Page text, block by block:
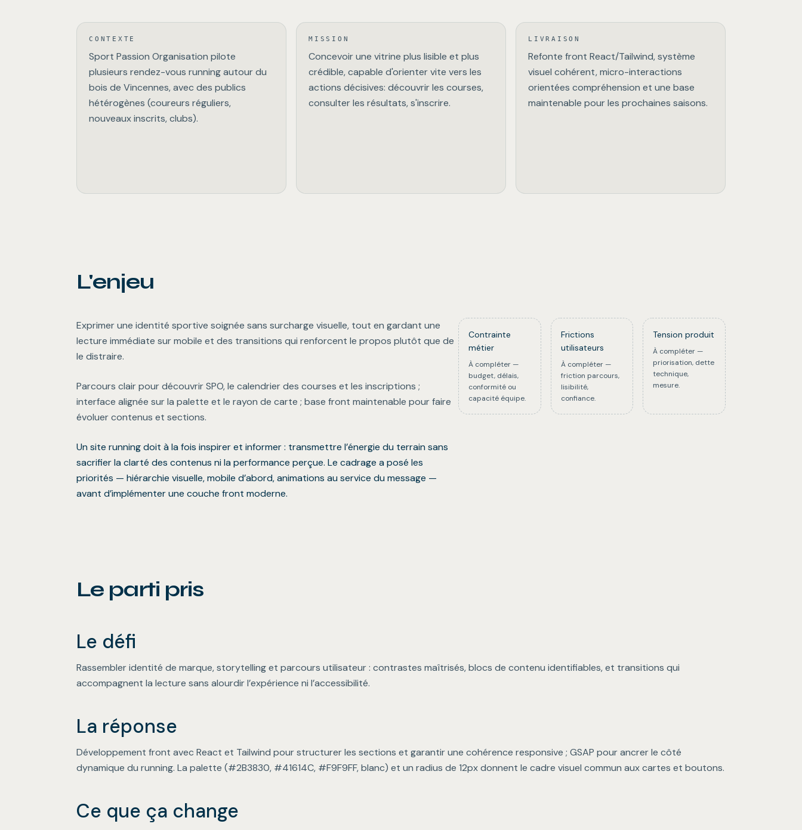
CONTEXTE
Sport Passion Organisation pilote
plusieurs rendez-vous running autour du
bois de Vincennes, avec des publics
hétérogènes (coureurs réguliers,
nouveaux inscrits, clubs).
MISSION
Concevoir une vitrine plus lisible et plus
crédible, capable d'orienter vite vers les
actions décisives: découvrir les courses,
consulter les résultats, s'inscrire.
LIVRAISON
Refonte front React/Tailwind, système
visuel cohérent, micro-interactions
orientées compréhension et une base
maintenable pour les prochaines saisons.
L'enjeu
Exprimer une identité sportive soignée sans surcharge visuelle, tout en gardant une
lecture immédiate sur mobile et des transitions qui renforcent le propos plutôt que de
le distraire.
Parcours clair pour découvrir SPO, le calendrier des courses et les inscriptions ;
interface alignée sur la palette et le rayon de carte ; base front maintenable pour faire
évoluer contenus et sections.
Un site running doit à la fois inspirer et informer : transmettre l’énergie du terrain sans
sacrifier la clarté des contenus ni la performance perçue. Le cadrage a posé les
priorités — hiérarchie visuelle, mobile d’abord, animations au service du message —
avant d’implémenter une couche front moderne.
Contrainte
métier
À compléter —
budget, délais,
conformité ou
capacité équipe.
Frictions
utilisateurs
À compléter —
friction parcours,
lisibilité,
confiance.
Tension produit
À compléter —
priorisation, dette
technique,
mesure.
Le parti pris
Le défi
Rassembler identité de marque, storytelling et parcours utilisateur : contrastes maîtrisés, blocs de contenu identifiables, et transitions qui
accompagnent la lecture sans alourdir l’expérience ni l’accessibilité.
La réponse
Développement front avec React et Tailwind pour structurer les sections et garantir une cohérence responsive ; GSAP pour ancrer le côté
dynamique du running. La palette (#2B3830, #41614C, #F9F9FF, blanc) et un radius de 12px donnent le cadre visuel commun aux cartes et boutons.
Ce que ça change